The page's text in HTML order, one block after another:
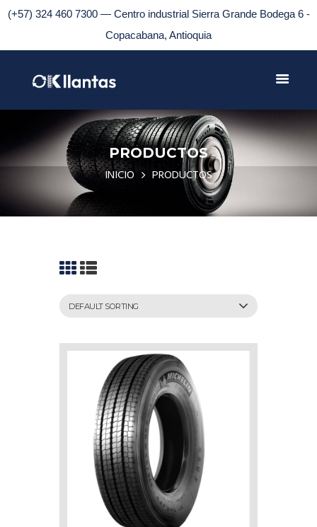
(+57) 324 460 7300 — Centro industrial Sierra Grande Bodega 6 -
Copacabana, Antioquia
PRODUCTOS
INICIO PRODUCTOS